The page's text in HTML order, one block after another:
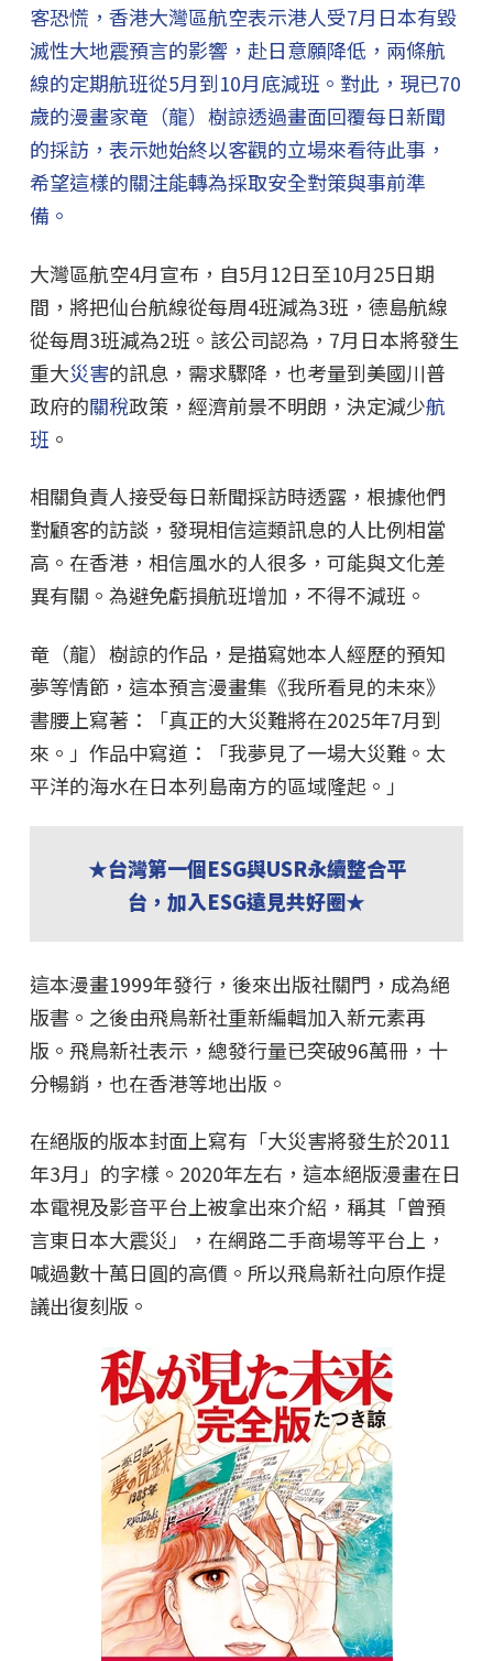
客恐慌，香港大灣區航空表示港人受7月日本有毀
滅性大地震預言的影響，赴日意願降低，兩條航
線的定期航班從5月到10月底減班。對此，現已70
歲的漫畫家竜（龍）樹諒透過畫面回覆每日新聞
的採訪，表示她始終以客觀的立場來看待此事，
希望這樣的關注能轉為採取安全對策與事前準
備。
大灣區航空4月宣布，自5月12日至10月25日期
間，將把仙台航線從每周4班減為3班，德島航線
從每周3班減為2班。該公司認為，7月日本將發生
重大災害的訊息，需求驟降，也考量到美國川普
政府的關稅政策，經濟前景不明朗，決定減少航
班 。
相關負責人接受每日新聞採訪時透露，根據他們
對顧客的訪談，發現相信這類訊息的人比例相當
高。在香港，相信風水的人很多，可能與文化差
異有關。為避免虧損航班增加，不得不減班。
竜（龍）樹諒的作品，是描寫她本人經歷的預知
夢等情節，這本預言漫畫集《我所看見的未來》
書腰上寫著：「真正的大災難將在2025年7月到
來。」作品中寫道：「我夢見了一場大災難。太
平洋的海水在日本列島南方的區域隆起。」
★台灣第一個ESG與USR永續整合平
台，加入ESG遠見共好圈★
這本漫畫1999年發行，後來出版社關門，成為絕
版書。之後由飛鳥新社重新編輯加入新元素再
版。飛鳥新社表示，總發行量已突破96萬冊，十
分暢銷，也在香港等地出版。
在絕版的版本封面上寫有「大災害將發生於2011
年3月」的字樣。2020年左右，這本絕版漫畫在日
本電視及影音平台上被拿出來介紹，稱其「曾預
言東日本大震災」，在網路二手商場等平台上，
喊過數十萬日圓的高價。所以飛鳥新社向原作提
議出復刻版。